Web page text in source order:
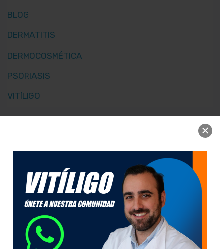
BLOG
DERMATITIS
DERMOCOSMÉTICA
PSORIASIS
VITÍLIGO
PRODUCTOS FARMACÉUTICOS S.L.
Polígono la Estrella, C/ Berroa nave 16.
31192, Tajonar. Navarra - España
00 34 948 806 051
admin@abedulfarma.com
Utilizamos cookies
propias y de
terceros con el fin
de mejorar la
experiencia de
usuario y recopilar